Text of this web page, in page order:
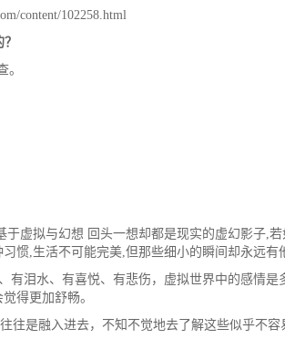
content/102258.html
。
虚拟与幻想 回头一想却都是现实的虚幻影子,
惯,生活不可能完美,但那些细小的瞬间却永远有
有泪水、有喜悦、有悲伤，虚拟世界中的感情
得更加舒畅。
往是融入进去，不知不觉地去了解这些似乎不